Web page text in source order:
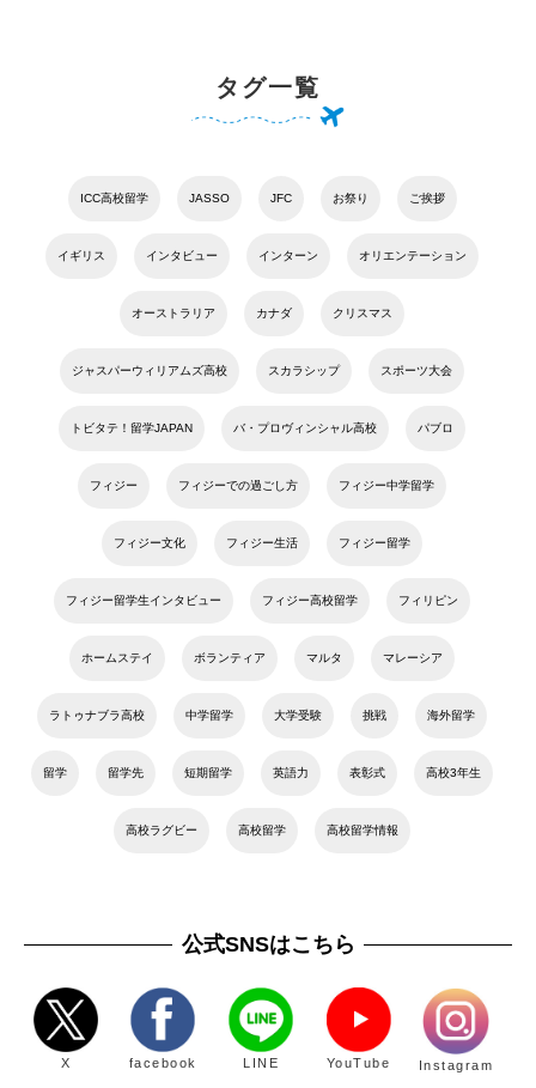
タグ一覧
ICC高校留学 JASSO JFC お祭り ご挨拶
イギリス インタビュー インターン オリエンテーション
オーストラリア カナダ クリスマス
ジャスパーウィリアムズ高校 スカラシップ スポーツ大会
トビタテ！留学JAPAN バ・プロヴィンシャル高校 パブロ
フィジー フィジーでの過ごし方 フィジー中学留学
フィジー文化 フィジー生活 フィジー留学
フィジー留学生インタビュー フィジー高校留学 フィリピン
ホームステイ ボランティア マルタ マレーシア
ラトゥナブラ高校 中学留学 大学受験 挑戦 海外留学
留学 留学先 短期留学 英語力 表彰式 高校3年生
高校ラグビー 高校留学 高校留学情報
公式SNSはこちら
X facebook LINE YouTube Instagram